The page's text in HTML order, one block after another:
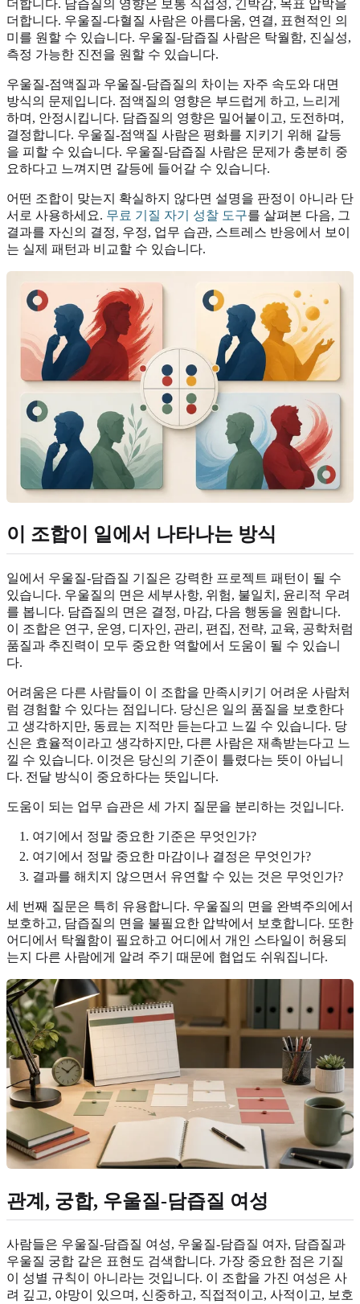
더합니다. 담즙질의 영향은 보통 직접성, 긴박감, 목표 압박을
더합니다. 우울질-다혈질 사람은 아름다움, 연결, 표현적인 의
미를 원할 수 있습니다. 우울질-담즙질 사람은 탁월함, 진실성,
측정 가능한 진전을 원할 수 있습니다.
우울질-점액질과 우울질-담즙질의 차이는 자주 속도와 대면
방식의 문제입니다. 점액질의 영향은 부드럽게 하고, 느리게
하며, 안정시킵니다. 담즙질의 영향은 밀어붙이고, 도전하며,
결정합니다. 우울질-점액질 사람은 평화를 지키기 위해 갈등
을 피할 수 있습니다. 우울질-담즙질 사람은 문제가 충분히 중
요하다고 느껴지면 갈등에 들어갈 수 있습니다.
어떤 조합이 맞는지 확실하지 않다면 설명을 판정이 아니라 단
서로 사용하세요. 무료 기질 자기 성찰 도구를 살펴본 다음, 그
결과를 자신의 결정, 우정, 업무 습관, 스트레스 반응에서 보이
는 실제 패턴과 비교할 수 있습니다.
이 조합이 일에서 나타나는 방식
일에서 우울질-담즙질 기질은 강력한 프로젝트 패턴이 될 수
있습니다. 우울질의 면은 세부사항, 위험, 불일치, 윤리적 우려
를 봅니다. 담즙질의 면은 결정, 마감, 다음 행동을 원합니다.
이 조합은 연구, 운영, 디자인, 관리, 편집, 전략, 교육, 공학처럼
품질과 추진력이 모두 중요한 역할에서 도움이 될 수 있습니
다.
어려움은 다른 사람들이 이 조합을 만족시키기 어려운 사람처
럼 경험할 수 있다는 점입니다. 당신은 일의 품질을 보호한다
고 생각하지만, 동료는 지적만 듣는다고 느낄 수 있습니다. 당
신은 효율적이라고 생각하지만, 다른 사람은 재촉받는다고 느
낄 수 있습니다. 이것은 당신의 기준이 틀렸다는 뜻이 아닙니
다. 전달 방식이 중요하다는 뜻입니다.
도움이 되는 업무 습관은 세 가지 질문을 분리하는 것입니다.
여기에서 정말 중요한 기준은 무엇인가?
여기에서 정말 중요한 마감이나 결정은 무엇인가?
결과를 해치지 않으면서 유연할 수 있는 것은 무엇인가?
세 번째 질문은 특히 유용합니다. 우울질의 면을 완벽주의에서
보호하고, 담즙질의 면을 불필요한 압박에서 보호합니다. 또한
어디에서 탁월함이 필요하고 어디에서 개인 스타일이 허용되
는지 다른 사람에게 알려 주기 때문에 협업도 쉬워집니다.
관계, 궁합, 우울질-담즙질 여성
사람들은 우울질-담즙질 여성, 우울질-담즙질 여자, 담즙질과
우울질 궁합 같은 표현도 검색합니다. 가장 중요한 점은 기질
이 성별 규칙이 아니라는 것입니다. 이 조합을 가진 여성은 사
려 깊고, 야망이 있으며, 신중하고, 직접적이고, 사적이고, 보호